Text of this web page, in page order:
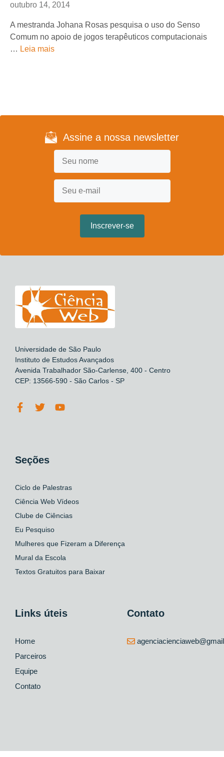
outubro 14, 2014
A mestranda Johana Rosas pesquisa o uso do Senso
Comum no apoio de jogos terapêuticos computacionais
… Leia mais
Assine a nossa newsletter
Universidade de São Paulo
Instituto de Estudos Avançados
Avenida Trabalhador São-Carlense, 400 - Centro
CEP: 13566-590 - São Carlos - SP
Seções
Ciclo de Palestras
Ciência Web Vídeos
Clube de Ciências
Eu Pesquiso
Mulheres que Fizeram a Diferença
Mural da Escola
Textos Gratuitos para Baixar
Links úteis
Home
Parceiros
Equipe
Contato
Contato